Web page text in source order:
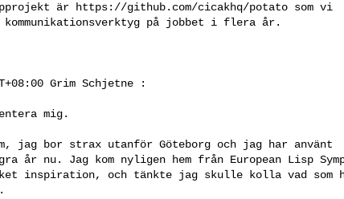
är https://github.com/cicakhq/potato som vi
kommunikationsverktyg på jobbet i flera år.
Grim Schjetne :
mig.
jag bor strax utanför Göteborg och jag har använt
år nu. Jag kom nyligen hem från European Lisp
inspiration, och tänkte jag skulle kolla vad som